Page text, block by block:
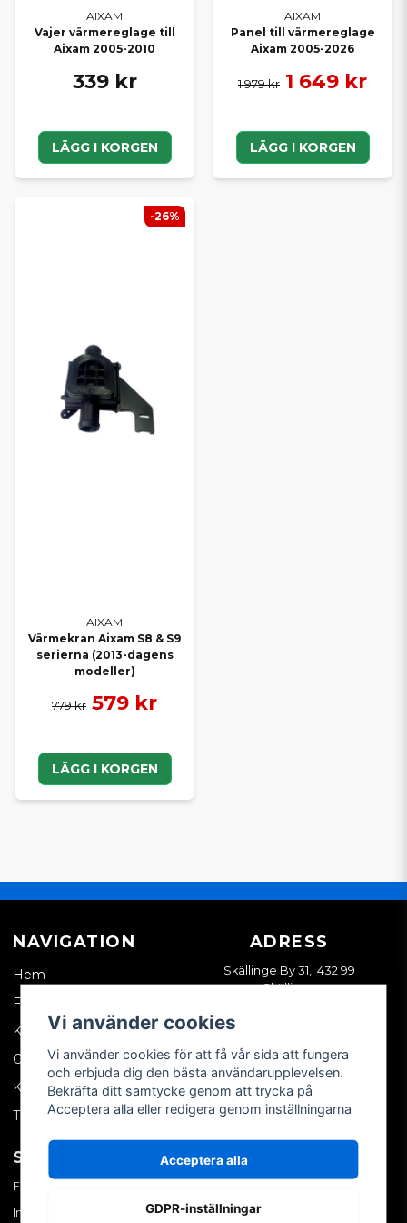
AIXAM
Vajer värmereglage till
Aixam 2005-2010
339 kr
LÄGG I KORGEN
AIXAM
Panel till värmereglage
Aixam 2005-2026
1 979 kr 1 649 kr
LÄGG I KORGEN
AIXAM
Värmekran Aixam S8 & S9
serierna (2013-dagens
modeller)
779 kr 579 kr
LÄGG I KORGEN
-26%
NAVIGATION
Hem
Företagskund
Kontakta oss
Om oss
Köpvillkor
Tips & trix
ADRESS
Skällinge By 31, 432 99
Skällinge
SOCIALA MEDIER
Facebook
Instagram
MITT KONTO
Skapa konto
Vi använder cookies
Vi använder cookies för att få vår sida att fungera
och erbjuda dig den bästa användarupplevelsen.
Bekräfta ditt samtycke genom att trycka på
Acceptera alla eller redigera genom inställningarna
Acceptera alla
GDPR-inställningar